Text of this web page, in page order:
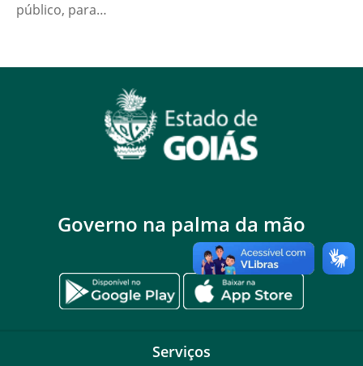
público, para…
Governo na palma da mão
Serviços